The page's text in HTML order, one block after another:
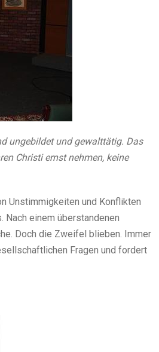
ungebildet und gewalttätig. Das
Christi ernst nehmen, keine
Unstimmigkeiten und Konflikten
einem überstandenen
Doch die Zweifel blieben. Immer
Fragen und fordert